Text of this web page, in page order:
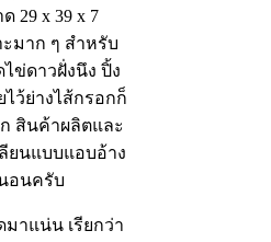
29 x 39 x 7
มาก ๆ สำหรับ
ข่ดาวฝั่งนึง ปิ้ง
ว้ย่างไส้กรอกก็
สินค้าผลิตและ
ยนแบบแอบอ้าง
อนครับ
าแน่น เรียกว่า